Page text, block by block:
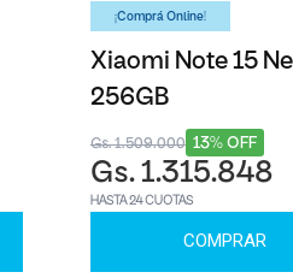
¡Comprá Online!
Xiaomi Note 15
256GB
13% OFF
Gs. 1.509.000
Gs. 1.315.848
HASTA 24 CUOTAS
COMPRAR